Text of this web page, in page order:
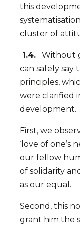
this
clus­ter of
1.4. Without
can safely say
principles,
were cla­ri­fied
development.
First, we
‘love of one’s
our fel­low
of solidarity
as our equal.
Second, this
grant him the